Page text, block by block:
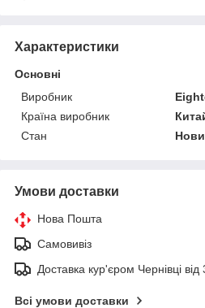
Характеристики
Основні
Виробник
Країна виробник
Стан
Умови доставки
Нова Пошта
Самовивіз
Доставка кур'єром Чернівці від
Всі умови доставки